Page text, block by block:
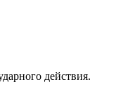
действия.